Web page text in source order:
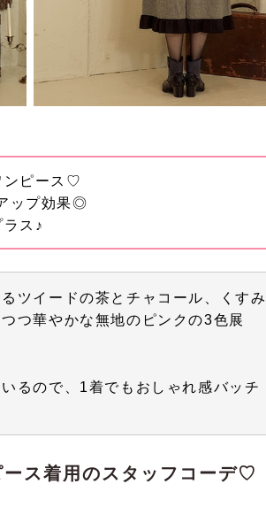
ンピース♡
ップ効果◎
ス♪
ツイードの茶とチャコール、くすみ
つ華やかな無地のピンクの3色展
るので、1着でもおしゃれ感バッチ
ス着用のスタッフコーデ♡